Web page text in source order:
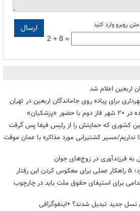
روبرو وارد کنید
2 + 8 =
اربعین اعلام شد
برای پیاده روی جاماندگان اربعین در تهران
کشوری که حمایتش را از رئیس فیفا پس گرفت
نداریم/مسیر کشتیرانی مورد مذاکره با عمان موقت
فرزندآوری در زوج‌های جوان
برای استیفای حقوق ملت باید در چارچوب
نسل جدید تبدیل شدند؟ +اینفوگرافی